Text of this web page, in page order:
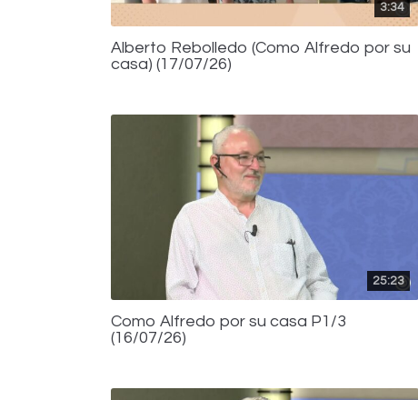
3:34
Alberto Rebolledo (Como Alfredo por su
casa) (17/07/26)
25:23
Como Alfredo por su casa P1/3
(16/07/26)